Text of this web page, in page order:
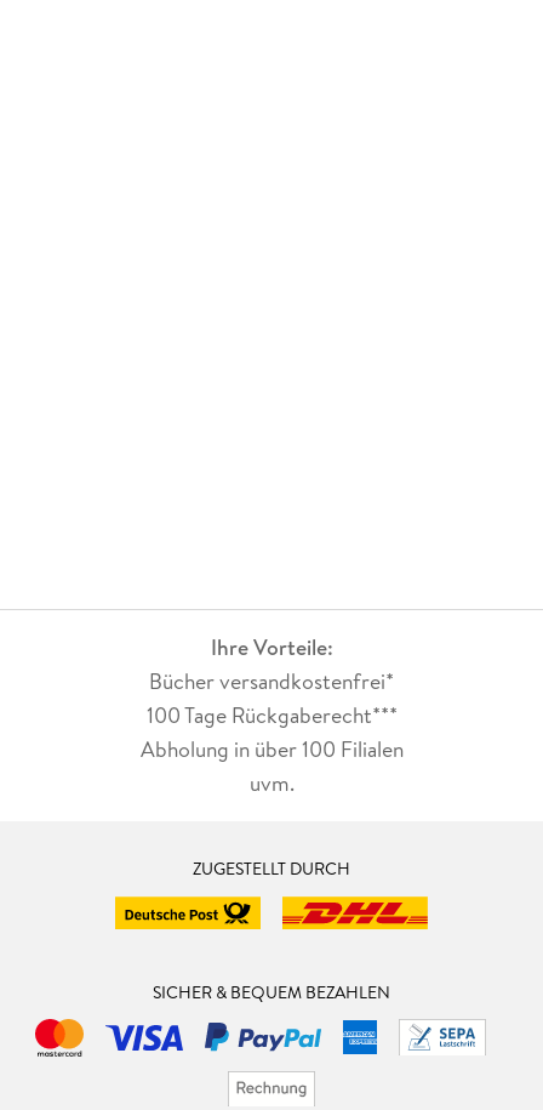
Ihre Vorteile:
Bücher versandkostenfrei*
100 Tage Rückgaberecht***
Abholung in über 100 Filialen
uvm.
ZUGESTELLT DURCH
SICHER & BEQUEM BEZAHLEN